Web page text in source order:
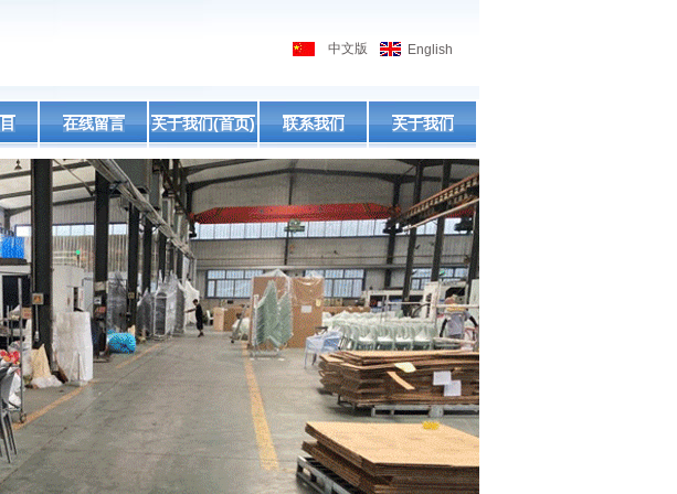
中文版 English
在线留言 关于我们(首页) 联系我们 关于我们